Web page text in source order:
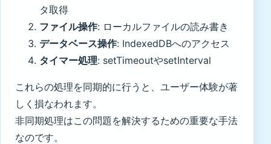
タ取得
ファイル操作: ローカルファイルの読み書き
データベース操作: IndexedDBへのアクセス
タイマー処理: setTimeoutやsetInterval
これらの処理を同期的に行うと、ユーザー体験が著
しく損なわれます。
非同期処理はこの問題を解決するための重要な手法
なのです。